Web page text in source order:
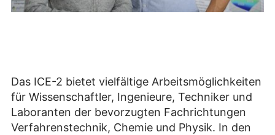
Das ICE-2 bietet vielfältige Arbeitsmöglichkeiten
für Wissenschaftler, Ingenieure, Techniker und
Laboranten der bevorzugten Fachrichtungen
Verfahrenstechnik, Chemie und Physik. In den